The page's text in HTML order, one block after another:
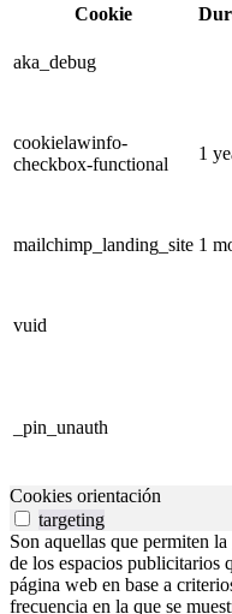
Cookie
aka_debug
cookielawinfo-
checkbox-functional
1
mailchimp_landing_site 1
vuid
_pin_unauth
Cookies orientación
targeting
Son aquellas que permiten
de los espacios publicitarios
página web en base a
frecuencia en la que se